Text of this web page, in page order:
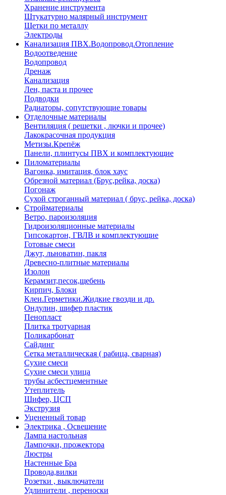
Хранение инструмента
Штукатурно малярный инструмент
Щетки по металлу
Электроды
Канализация ПВХ.Водопровод.Отопление
Водоотведение
Водопровод
Дренаж
Канализация
Лен, паста и прочее
Подводки
Радиаторы, сопутствующие товары
Отделочные материалы
Вентиляция ( решетки , лючки и прочее)
Лакокрасочная продукция
Метизы.Крепёж
Панели, плинтусы ПВХ и комплектующие
Пиломатериалы
Вагонка, имитация, блок хаус
Обрезной материал (Брус,рейка, доска)
Погонаж
Сухой строганный материал ( брус, рейка, доска)
Стройматериалы
Ветро, пароизоляция
Гидроизоляционные материалы
Гипсокартон, ГВЛВ и комплектующие
Готовые смеси
Джут, льноватин, пакля
Древесно-плитные материалы
Изолон
Керамзит,песок,щебень
Кирпич, Блоки
Клеи.Герметики.Жидкие гвозди и др.
Ондулин, шифер пластик
Пенопласт
Плитка тротуарная
Поликарбонат
Сайдинг
Сетка металлическая ( рабица, сварная)
Сухие смеси
Сухие смеси улица
трубы асбестцементные
Утеплитель
Шифер, ЦСП
Экструзия
Уцененный товар
Электрика , Освещение
Лампа настольная
Лампочки, прожектора
Люстры
Настенные Бра
Провода,вилки
Розетки , выключатели
Удлинители , переноски